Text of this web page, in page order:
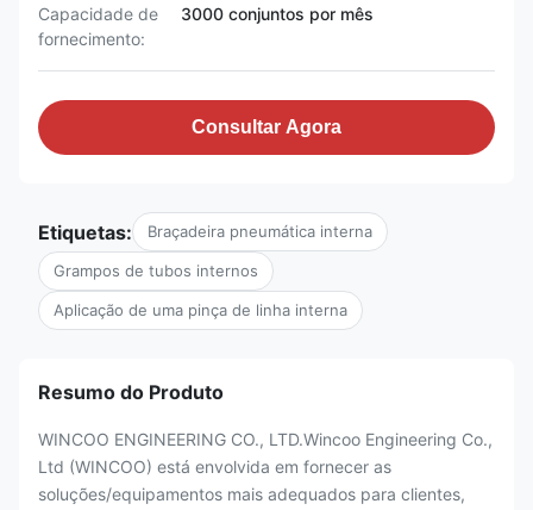
Capacidade de
fornecimento:
3000 conjuntos por mês
Consultar Agora
Etiquetas: Braçadeira pneumática interna
Grampos de tubos internos
Aplicação de uma pinça de linha interna
Resumo do Produto
WINCOO ENGINEERING CO., LTD.Wincoo Engineering Co.,
Ltd (WINCOO) está envolvida em fornecer as
soluções/equipamentos mais adequados para clientes,